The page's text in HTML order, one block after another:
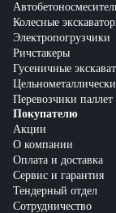
Колесные
Электропогрузчики
Ричстакеры
Гусеничные
Перевозчики паллет
Покупателю
Акции
О компании
Оплата и доставка
Сервис и гарантия
Тендерный отдел
Сотрудничество